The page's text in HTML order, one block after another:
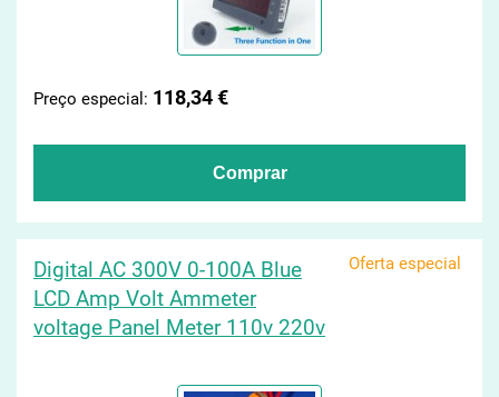
Preço especial: 118,34 €
Oferta especial
Digital AC 300V 0-100A Blue
LCD Amp Volt Ammeter
voltage Panel Meter 110v 220v